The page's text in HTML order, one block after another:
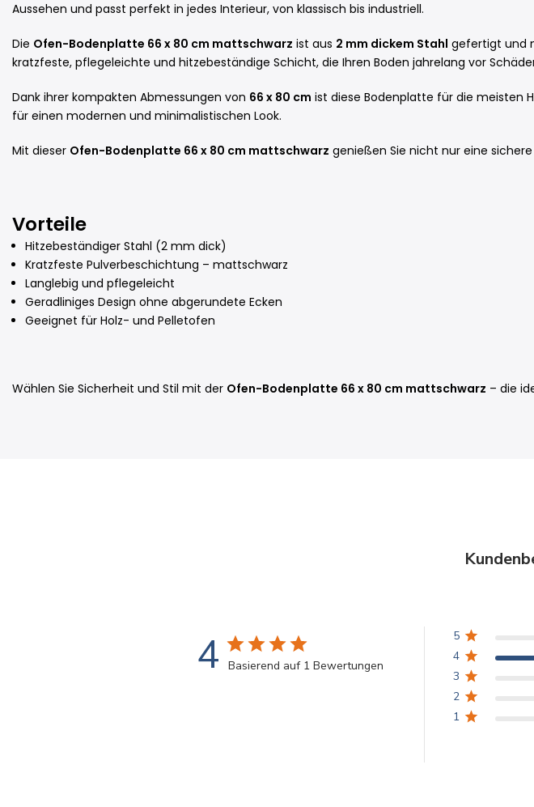
Aussehen und passt perfekt in jedes Interieur, von klassisch bis industriell.
Die Ofen-Bodenplatte 66 x 80 cm mattschwarz ist aus 2 mm dickem Stahl gefertigt und
kratzfeste, pflegeleichte und hitzebeständige Schicht, die Ihren Boden jahrelang vor
Dank ihrer kompakten Abmessungen von 66 x 80 cm ist diese Bodenplatte für die meisten
für einen modernen und minimalistischen Look.
Mit dieser Ofen-Bodenplatte 66 x 80 cm mattschwarz genießen Sie nicht nur eine
Vorteile
Hitzebeständiger Stahl (2 mm dick)
Kratzfeste Pulverbeschichtung – mattschwarz
Langlebig und pflegeleicht
Geradliniges Design ohne abgerundete Ecken
Geeignet für Holz- und Pelletofen
Wählen Sie Sicherheit und Stil mit der Ofen-Bodenplatte 66 x 80 cm mattschwarz – die
4 Basierend auf 1 Bewertungen
5
4
3
2
1